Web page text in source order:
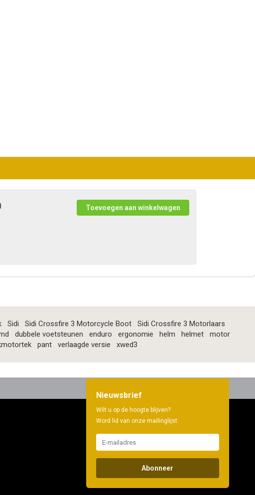
Sidi Sidi Crossfire 3 Motorcycle Boot
Sidi Crossfire 3 Motorlaars
dubbele voetsteunen enduro ergonomie helm helmet
motor
pant verlaagde versie xwed3
Nieuwsbrief
Wilt u op de hoogte blijven?
Word lid van onze mailinglijst:
Abonneer